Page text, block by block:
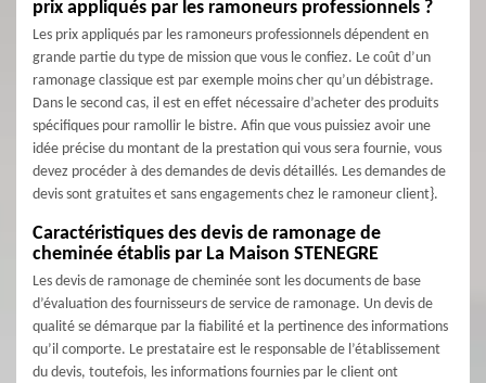
prix appliqués par les ramoneurs professionnels ?
Les prix appliqués par les ramoneurs professionnels dépendent en
grande partie du type de mission que vous le confiez. Le coût d’un
ramonage classique est par exemple moins cher qu’un débistrage.
Dans le second cas, il est en effet nécessaire d’acheter des produits
spécifiques pour ramollir le bistre. Afin que vous puissiez avoir une
idée précise du montant de la prestation qui vous sera fournie, vous
devez procéder à des demandes de devis détaillés. Les demandes de
devis sont gratuites et sans engagements chez le ramoneur client}.
Caractéristiques des devis de ramonage de
cheminée établis par La Maison STENEGRE
Les devis de ramonage de cheminée sont les documents de base
d’évaluation des fournisseurs de service de ramonage. Un devis de
qualité se démarque par la fiabilité et la pertinence des informations
qu’il comporte. Le prestataire est le responsable de l’établissement
du devis, toutefois, les informations fournies par le client ont